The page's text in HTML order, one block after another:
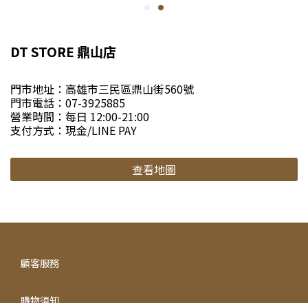
DT STORE 鼎山店
門市地址：高雄市三民區鼎山街560號
門市電話：07-3925885
營業時間：每日 12:00-21:00
支付方式：現金/LINE PAY
查看地圖
顧客服務
購物須知